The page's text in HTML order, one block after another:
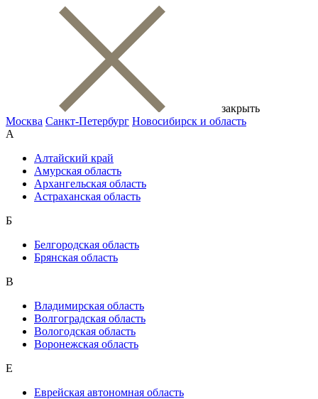
закрыть
Москва Санкт-Петербург Новосибирск и область
А
Алтайский край
Амурская область
Архангельская область
Астраханская область
Б
Белгородская область
Брянская область
В
Владимирская область
Волгоградская область
Вологодская область
Воронежская область
Е
Еврейская автономная область